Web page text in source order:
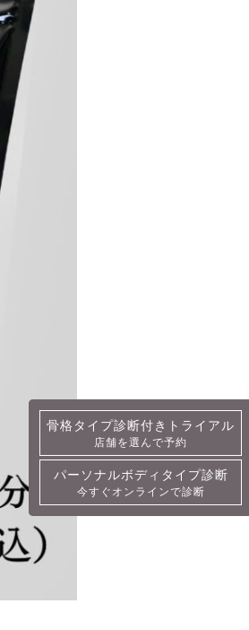
骨格タイプ診断付きトライアル
詳細・予約
パーソナルボディタイプ診断
今すぐオンラインで診断
骨格タイプ診断付きトライアル
店舗を選んで予約
パーソナルボディタイプ診断
今すぐオンラインで診断